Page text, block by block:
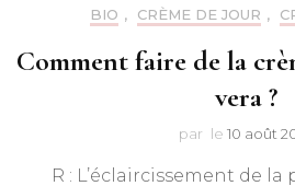
BIO , CRÈME DE JOUR ,
Comment faire de la
vera ?
par le 10 août
R : L’éclaircissement de la